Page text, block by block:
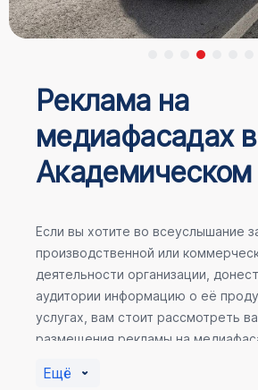
Реклама на
медиафасадах
Академическом
Если вы хотите во всеуслышание
производственной или
деятельности организации,
аудитории информацию о её
услугах, вам стоит рассмотреть
размещения рекламы на
специалисты ООО «Регион Медиа
Ещё